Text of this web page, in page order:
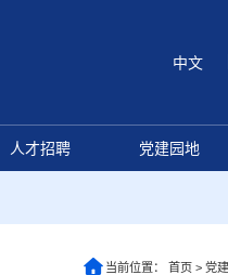
中文
人才招聘 党建园地
当前位置： 首页 > 党